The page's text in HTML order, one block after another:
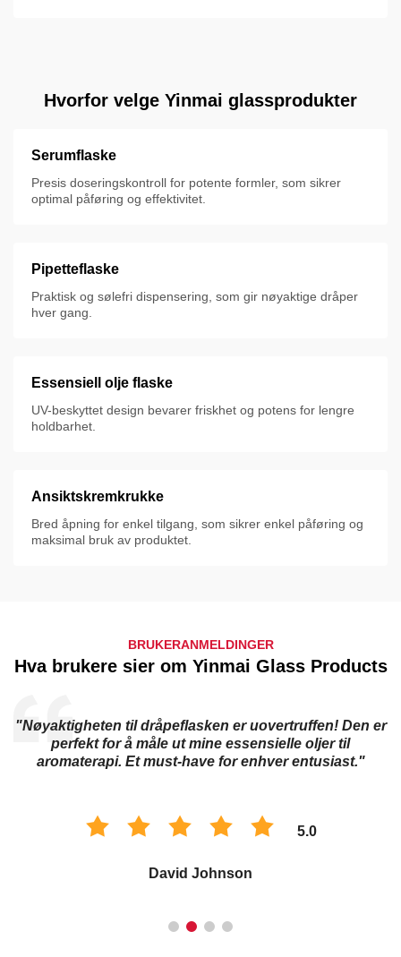
Hvorfor velge Yinmai glassprodukter
Serumflaske
Presis doseringskontroll for potente formler, som sikrer
optimal påføring og effektivitet.
Pipetteflaske
Praktisk og sølefri dispensering, som gir nøyaktige dråper
hver gang.
Essensiell olje flaske
UV-beskyttet design bevarer friskhet og potens for lengre
holdbarhet.
Ansiktskremkrukke
Bred åpning for enkel tilgang, som sikrer enkel påføring og
maksimal bruk av produktet.
BRUKERANMELDINGER
Hva brukere sier om Yinmai Glass Products
"Nøyaktigheten til dråpeflasken er uovertruffen! Den er
perfekt for å måle ut mine essensielle oljer til
aromaterapi. Et must-have for enhver entusiast."
5.0
David Johnson